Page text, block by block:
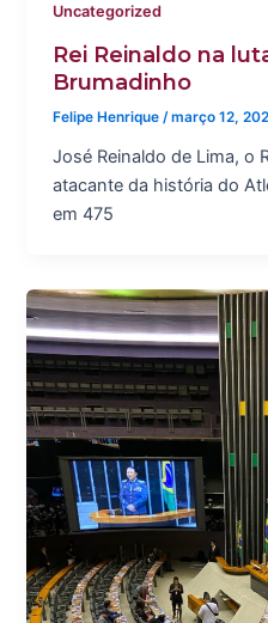
Uncategorized
Rei Reinaldo na
Brumadinho
Felipe Henrique/março 12,
José Reinaldo de Lima, o
atacante da história do
em 475